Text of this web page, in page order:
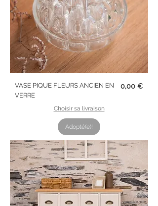
VASE PIQUE FLEURS ANCIEN EN
VERRE
Prix
0,00 €
Choisir sa livraison
Adopté(e)!